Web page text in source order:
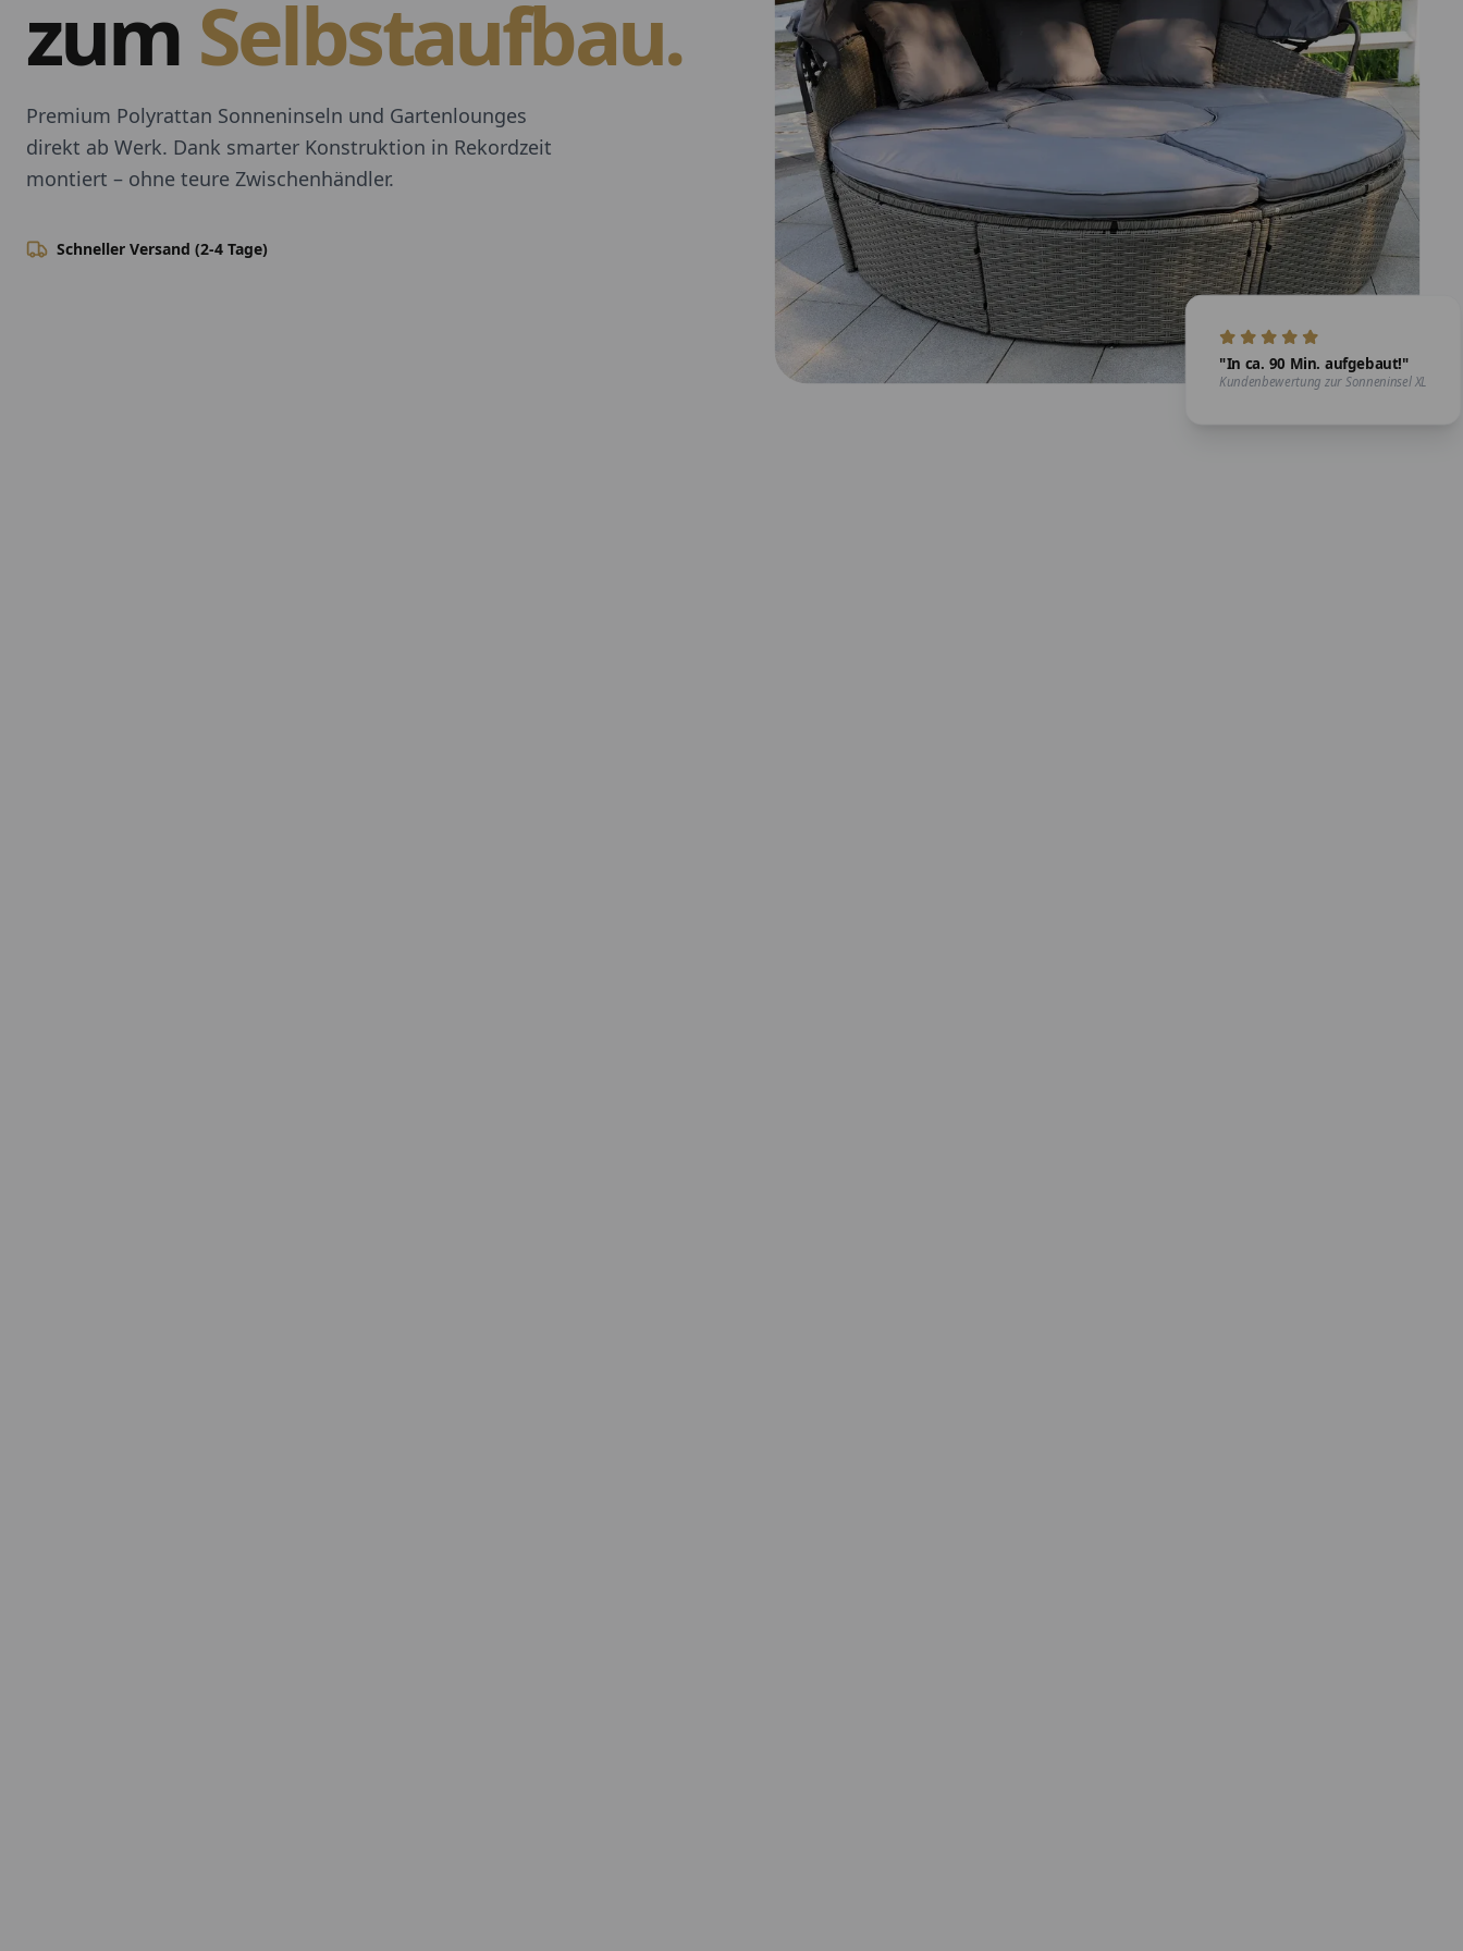
zum Selbstaufbau.
Premium Polyrattan Sonneninseln und Gartenlounges
direkt ab Werk. Dank smarter Konstruktion in Rekordzeit
montiert – ohne teure Zwischenhändler.
Schneller Versand (2-4 Tage)
"In ca. 90 Min. aufgebaut!"
Kundenbewertung zur Sonneninsel XL